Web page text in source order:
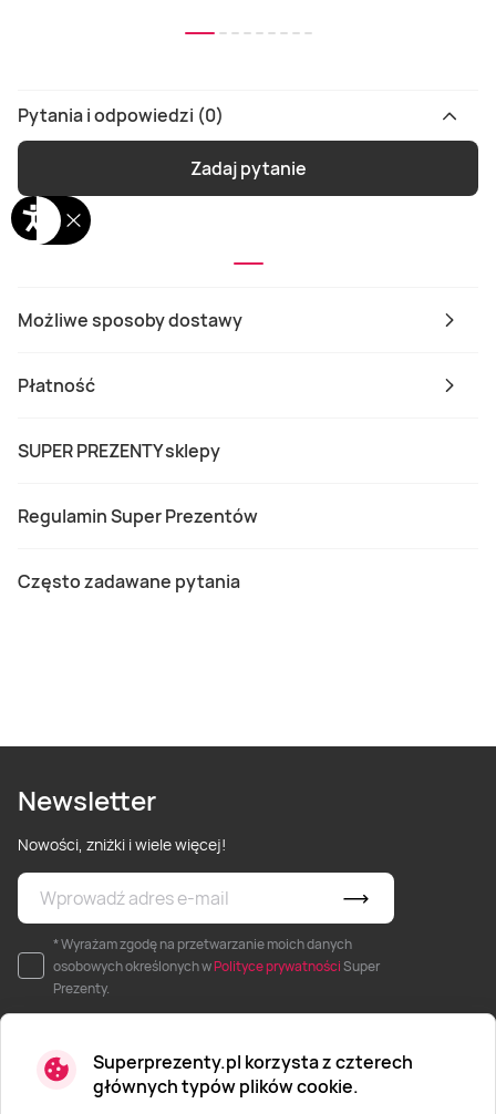
Superprezenty.pl korzysta z czterech
głównych typów plików cookie.
Możliwe sposoby dostawy
Płatność
SUPER PREZENTY sklepy
Regulamin Super Prezentów
Często zadawane pytania
Pytania i odpowiedzi (0)
Zadaj pytanie
Newsletter
Nowości, zniżki i wiele więcej!
* Wyrażam zgodę na przetwarzanie moich danych
osobowych określonych wPolityce prywatnościSuper
Prezenty.